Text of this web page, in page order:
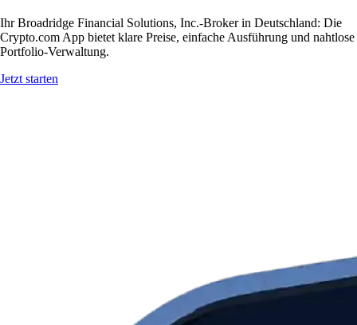
Ihr Broadridge Financial Solutions, Inc.-Broker in Deutschland: Die
Crypto.com App bietet klare Preise, einfache Ausführung und nahtlose
Portfolio-Verwaltung.
Jetzt starten